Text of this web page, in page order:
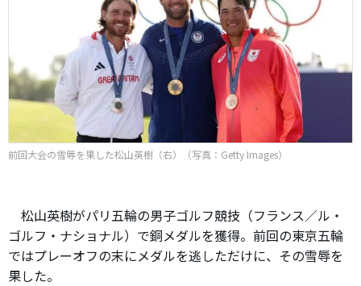
前回大会の雪辱を果した松山英樹（右）（写真：Getty Images）
松山英樹がパリ五輪の男子ゴルフ競技（フランス／ル・
ゴルフ・ナショナル）で銅メダルを獲得。前回の東京五輪
ではプレーオフの末にメダルを逃しただけに、その雪辱を
果した。